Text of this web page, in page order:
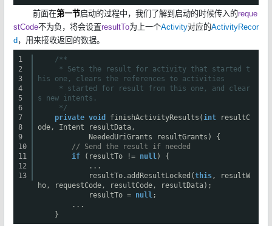
前面在第一节启动的过程中，我们了解到启动的时候传入的reque
stCode不为负，将会设置resultTo为上一个Activity对应的ActivityRecor
d，用来接收返回的数据。
1
2
3
4
5
6
7
8
9
10
11
12
13
/**
* Sets the result for activity that started t
his one, clears the references to activities
* started for result from this one, and clear
s new intents.
*/
private void finishActivityResults( int
resultC
ode, Intent resultData,
NeededUriGrants resultGrants) {
// Send the result if needed
if
(resultTo != null ) {
...
resultTo.addResultLocked(this , resultW
ho, requestCode, resultCode, resultData);
resultTo = null ;
...
}